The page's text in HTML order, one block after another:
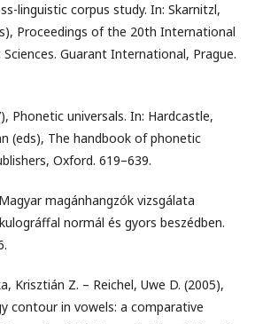
linguistic corpus study. In: Skarnitzl,
Proceedings of the 20th International
Guarant International, Prague.
Phonetic universals. In: Hardcastle,
(eds), The handbook of phonetic
Oxford. 619–639.
magánhangzók vizsgálata
normál és gyors beszédben.
Krisztián Z. – Reichel, Uwe D. (2005),
contour in vowels: a comparative